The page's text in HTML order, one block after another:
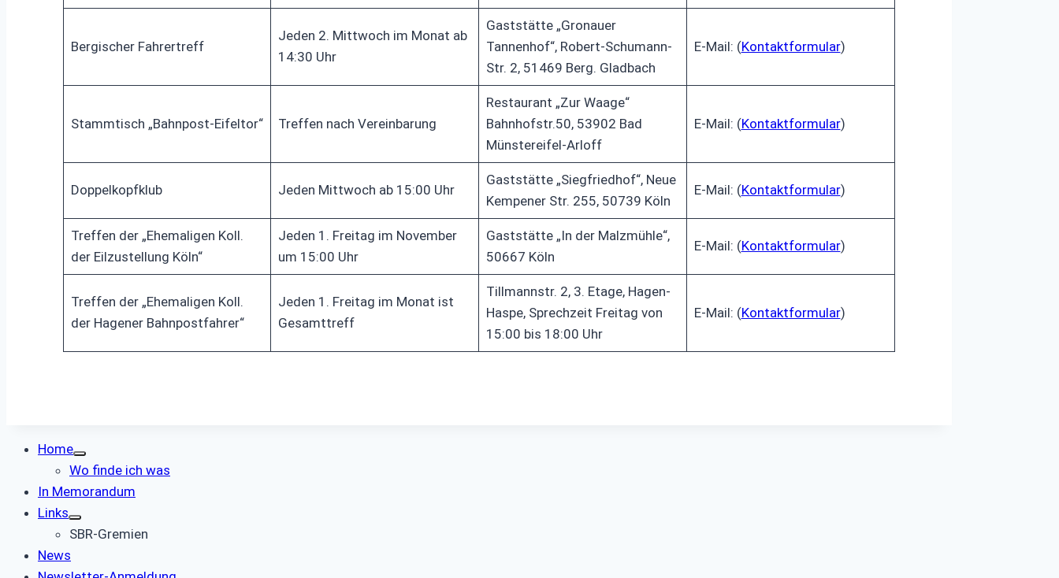
Bergischer Fahrertreff
Jeden 2. Mittwoch im Monat ab
14:30 Uhr
Gaststätte „Gronauer
Tannenhof“, Robert-Schumann-
Str. 2, 51469 Berg. Gladbach
E-Mail: (Kontaktformular)
Stammtisch „Bahnpost-Eifeltor“ Treffen nach Vereinbarung
Restaurant „Zur Waage“
Bahnhofstr.50, 53902 Bad
Münstereifel-Arloff
E-Mail: (Kontaktformular)
Doppelkopfklub Jeden Mittwoch ab 15:00 Uhr
Gaststätte „Siegfriedhof“, Neue
Kempener Str. 255, 50739 Köln
E-Mail: (Kontaktformular)
Treffen der „Ehemaligen Koll.
der Eilzustellung Köln“
Jeden 1. Freitag im November
um 15:00 Uhr
Gaststätte „In der Malzmühle“,
50667 Köln
E-Mail: (Kontaktformular)
Treffen der „Ehemaligen Koll.
der Hagener Bahnpostfahrer“
Jeden 1. Freitag im Monat ist
Gesamttreff
Tillmannstr. 2, 3. Etage, Hagen-
Haspe, Sprechzeit Freitag von
15:00 bis 18:00 Uhr
E-Mail: (Kontaktformular)
Home
Wo finde ich was
In Memorandum
Links
SBR-Gremien
News